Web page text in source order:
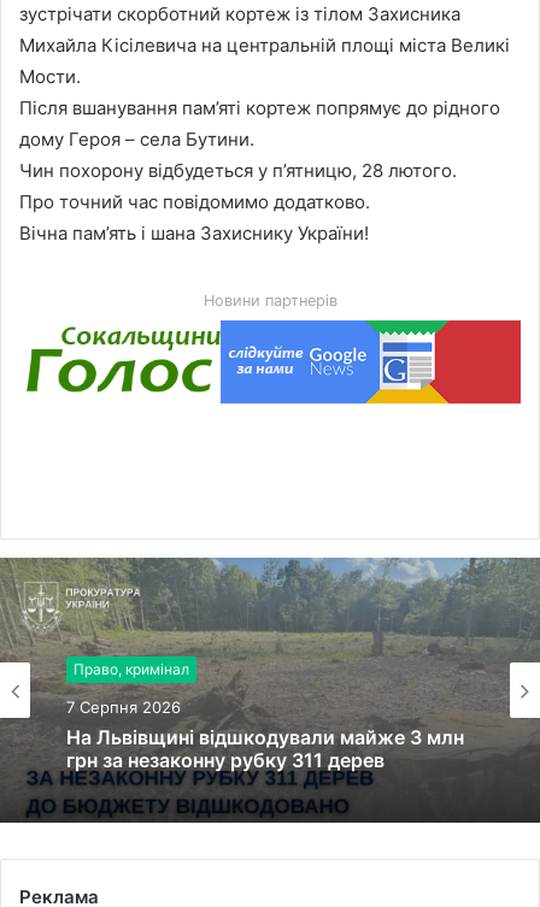
зустрічати скорботний кортеж із тілом Захисника
Михайла Кісілевича на центральній площі міста Великі
Мости.
Після вшанування пам’яті кортеж попрямує до рідного
дому Героя – села Бутини.
Чин похорону відбудеться у п’ятницю, 28 лютого.
Про точний час повідомимо додатково.
Вічна пам’ять і шана Захиснику України!
Новини партнерів
Право, кримінал
7 Серпня 2026
На Львівщині відшкодували майже 3 млн
грн за незаконну рубку 311 дерев
Реклама